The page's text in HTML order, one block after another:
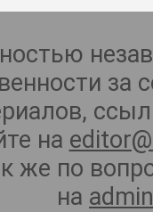
на
же по
на